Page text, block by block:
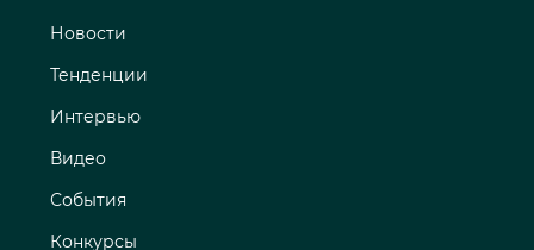
Новости
Тенденции
Интервью
Видео
События
Конкурсы